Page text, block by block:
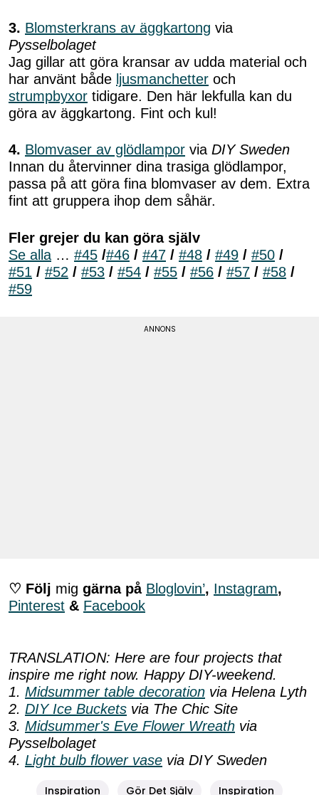
3. Blomsterkrans av äggkartong via
Pysselbolaget
Jag gillar att göra kransar av udda material och
har använt både ljusmanchetter och
strumpbyxor tidigare. Den här lekfulla kan du
göra av äggkartong. Fint och kul!
4. Blomvaser av glödlampor via DIY Sweden
Innan du återvinner dina trasiga glödlampor,
passa på att göra fina blomvaser av dem. Extra
fint att gruppera ihop dem såhär.
Fler grejer du kan göra själv
Se alla … #45 /#46 / #47 / #48 / #49 / #50 /
#51 / #52 / #53 / #54 / #55 / #56 / #57 / #58 /
#59
♡ Följ mig gärna på Bloglovin’, Instagram,
Pinterest & Facebook
TRANSLATION: Here are four projects that
inspire me right now. Happy DIY-weekend.
1. Midsummer table decoration via Helena Lyth
2. DIY Ice Buckets via The Chic Site
3. Midsummer's Eve Flower Wreath via
Pysselbolaget
4. Light bulb flower vase via DIY Sweden
Inspiration Gör Det Själv Inspiration